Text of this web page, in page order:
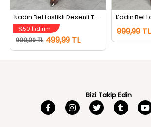
Kadın Bel Lastikli Desenli Tül Etek Kahve
%50 İndirim
999,99 TL 499,99 TL
999,99 TL
Bizi Takip Edin